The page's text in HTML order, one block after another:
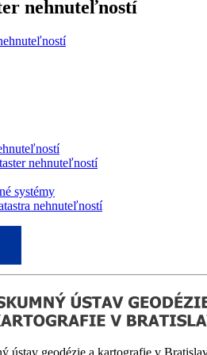
nehnuteľností
nehnuteľností
systémy
nehnuteľností